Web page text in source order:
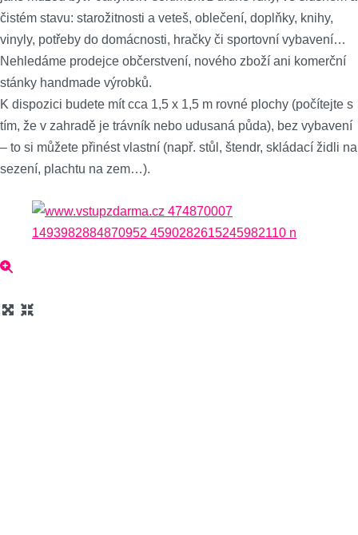
čistém stavu: starožitnosti a veteš, oblečení, doplňky, knihy,
vinyly, potřeby do domácnosti, hračky či sportovní vybavení…
Nehledáme prodejce občerstvení, nového zboží ani komerční
stánky handmade výrobků.
K dispozici budete mít cca 1,5 x 1,5 m rovné plochy (počítejte s
tím, že v zahradě je trávník nebo udusaná půda), bez vybavení
– to si můžete přinést vlastní (např. stůl, štendr, skládací židli na
sezení, plachtu na zem…).